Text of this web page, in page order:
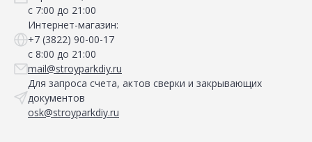
с 7:00 до 21:00
Интернет-магазин:
+7 (3822) 90-00-17
с 8:00 до 21:00
mail@stroyparkdiy.ru
Для запроса счета, актов сверки и закрывающих
документов
osk@stroyparkdiy.ru